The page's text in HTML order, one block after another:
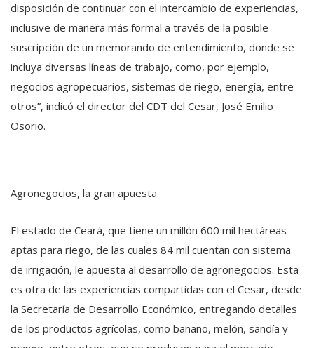
disposición de continuar con el intercambio de experiencias,
inclusive de manera más formal a través de la posible
suscripción de un memorando de entendimiento, donde se
incluya diversas líneas de trabajo, como, por ejemplo,
negocios agropecuarios, sistemas de riego, energía, entre
otros”, indicó el director del CDT del Cesar, José Emilio
Osorio.
Agronegocios, la gran apuesta
El estado de Ceará, que tiene un millón 600 mil hectáreas
aptas para riego, de las cuales 84 mil cuentan con sistema
de irrigación, le apuesta al desarrollo de agronegocios. Esta
es otra de las experiencias compartidas con el Cesar, desde
la Secretaría de Desarrollo Económico, entregando detalles
de los productos agrícolas, como banano, melón, sandía y